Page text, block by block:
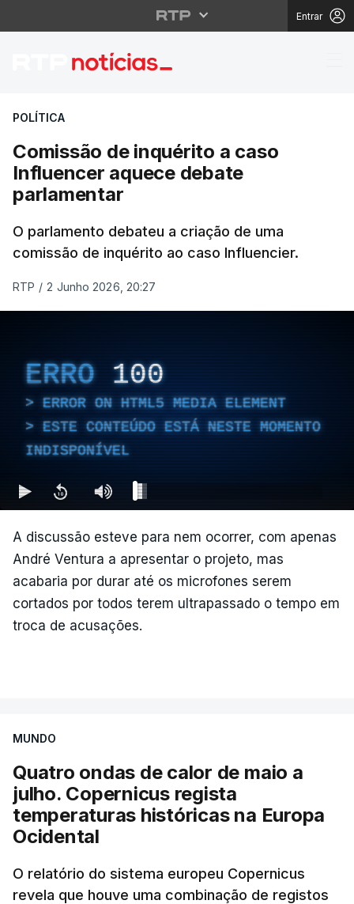
Entrar
Comissão de
POLÍTICA
Comissão de inquérito a caso
Influencer aquece debate
parlamentar
O parlamento debateu a criação de uma
comissão de inquérito ao caso Influencier.
RTP / 2 Junho 2026, 20:27
ERRO 100
ERROR ON HTML5 MEDIA ELEMENT
ESTE CONTEÚDO ESTÁ NESTE MOMENTO
INDISPONÍVEL
A discussão esteve para nem ocorrer, com apenas
André Ventura a apresentar o projeto, mas
acabaria por durar até os microfones serem
cortados por todos terem ultrapassado o tempo em
troca de acusações.
MUNDO
Quatro ondas de calor de maio a
julho. Copernicus regista
temperaturas históricas na Europa
Ocidental
O relatório do sistema europeu Copernicus
revela que houve uma combinação de registos